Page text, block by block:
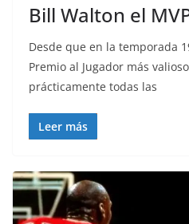
Bill Walton el
Desde que en la temporada
Premio al Jugador más
prácticamente todas las
Leer más